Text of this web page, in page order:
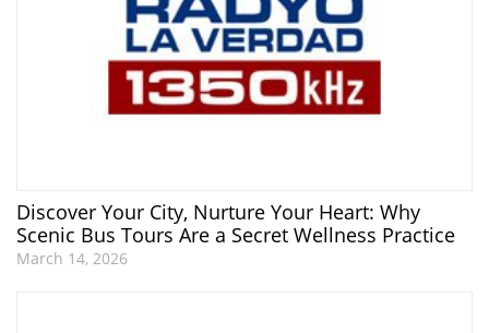
Discover Your City, Nurture Your Heart: Why
Scenic Bus Tours Are a Secret Wellness Practice
March 14, 2026